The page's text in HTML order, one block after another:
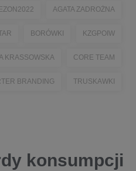
AGATA ZADROŻNA
BORÓWKI KZGPOIW
KRASSOWSKA CORE TEAM
BRANDING TRUSKAWKI
konsumpcji